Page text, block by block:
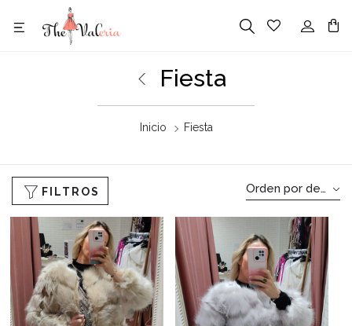
Fiesta
Inicio Fiesta
FILTROS Orden por defecto